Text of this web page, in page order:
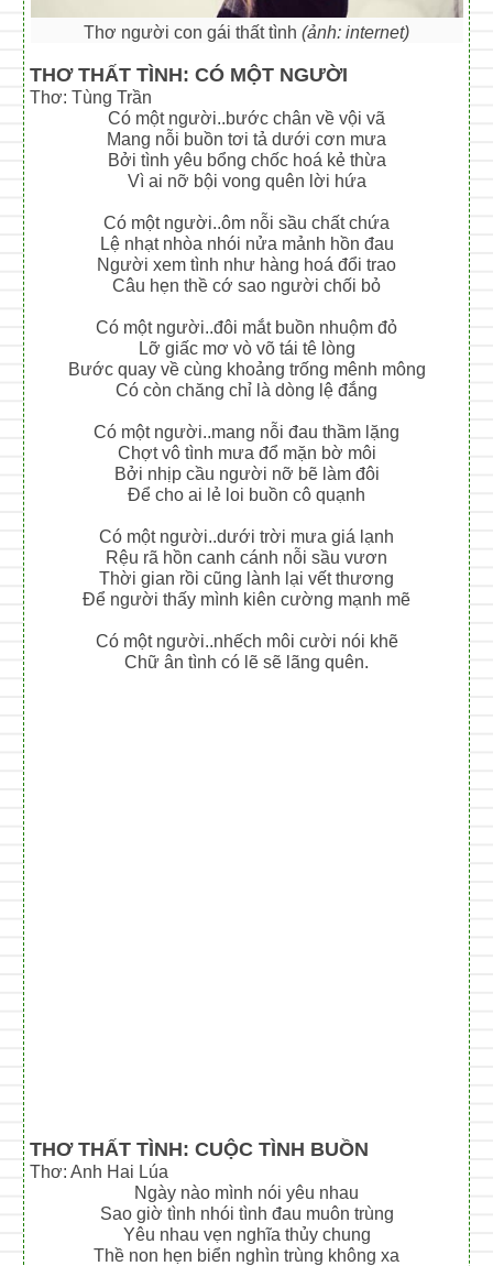
Thơ người con gái thất tình (ảnh: internet)
THƠ THẤT TÌNH: CÓ MỘT NGƯỜI
Thơ: Tùng Trần
Có một người..bước chân về vội vã
Mang nỗi buồn tơi tả dưới cơn mưa
Bởi tình yêu bổng chốc hoá kẻ thừa
Vì ai nỡ bội vong quên lời hứa
Có một người..ôm nỗi sầu chất chứa
Lệ nhạt nhòa nhói nửa mảnh hồn đau
Người xem tình như hàng hoá đổi trao
Câu hẹn thề cớ sao người chối bỏ
Có một người..đôi mắt buồn nhuộm đỏ
Lỡ giấc mơ vò võ tái tê lòng
Bước quay về cùng khoảng trống mênh mông
Có còn chăng chỉ là dòng lệ đắng
Có một người..mang nỗi đau thầm lặng
Chợt vô tình mưa đổ mặn bờ môi
Bởi nhịp cầu người nỡ bẽ làm đôi
Để cho ai lẻ loi buồn cô quạnh
Có một người..dưới trời mưa giá lạnh
Rệu rã hồn canh cánh nỗi sầu vươn
Thời gian rồi cũng lành lại vết thương
Để người thấy mình kiên cường mạnh mẽ
Có một người..nhếch môi cười nói khẽ
Chữ ân tình có lẽ sẽ lãng quên.
THƠ THẤT TÌNH: CUỘC TÌNH BUỒN
Thơ: Anh Hai Lúa
Ngày nào mình nói yêu nhau
Sao giờ tình nhói tình đau muôn trùng
Yêu nhau vẹn nghĩa thủy chung
Thề non hẹn biển nghìn trùng không xa